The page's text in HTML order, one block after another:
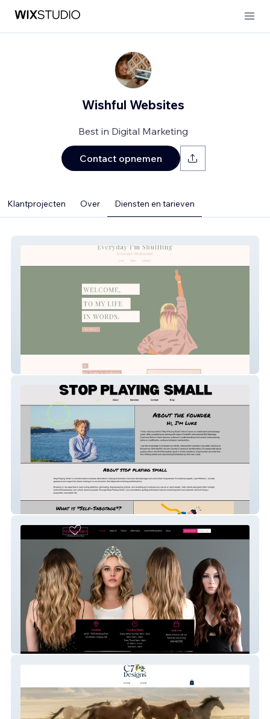
Wishful Websites
Best in Digital Marketing
Contact opnemen
Klantprojecten Over Diensten en tarieven
Everyday im shufflin
Stopplayingsmall
The Blonde Project